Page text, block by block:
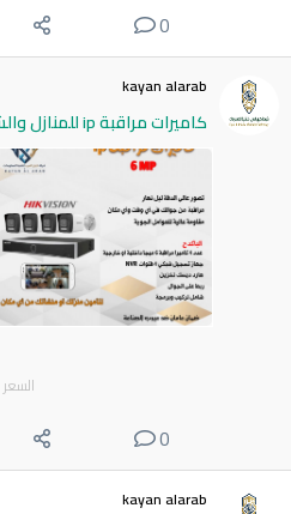
0
kayan alarab
كاميرات مراقبة ip للمنازل والشركات مراقبة من على الجوال
السعر
0
kayan alarab